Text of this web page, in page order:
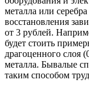
металла или
восстановления
от 3 рублей.
будет стоить
драгоценного слоя
металла. Бывалые
таким способом